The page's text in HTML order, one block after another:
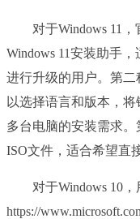
对于Windows 11
Windows 11安装助手
进行升级的用户。第二
以选择语言和版本，
多台电脑的安装需求。
ISO文件，适合希望直
对于Windows 10
https://